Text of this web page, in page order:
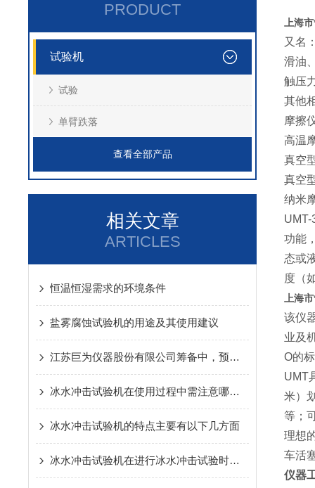
PRODUCT
试验机
试验
单臂跌落
查看全部产品
相关文章
ARTICLES
恒温恒湿需求的环境条件​
盐雾腐蚀试验机的用途及其使用建议
江苏巨为仪器股份有限公司筹备中，预计投资5000万
冰水冲击试验机在使用过程中需注意哪些方面呢？
冰水冲击试验机的特点主要有以下几方面
冰水冲击试验机在进行冰水冲击试验时有什么要领
上海
又名
滑油
触压
其他
摩擦
高温
真空
真空
纳米
功能
态或
度（
上海
该仪
业及
O的
UMT
米）
等；
理想
车活
仪器